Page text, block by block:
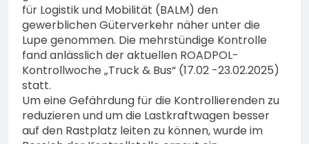
74-jähriger Claus-Peter
H. weiterhin vermisst –
Erneute Veröffentlichung
eines Fotos
6. August 2026
für Logistik und Mobilität (BALM) den
gewerblichen Güterverkehr näher unter die
Lupe genommen. Die mehrstündige Kontrolle
fand anlässlich der aktuellen ROADPOL-
Kontrollwoche „Truck & Bus“ (17.02 -23.02.2025)
statt.
Um eine Gefährdung für die Kontrollierenden zu
reduzieren und um die Lastkraftwagen besser
auf den Rastplatz leiten zu können, wurde im